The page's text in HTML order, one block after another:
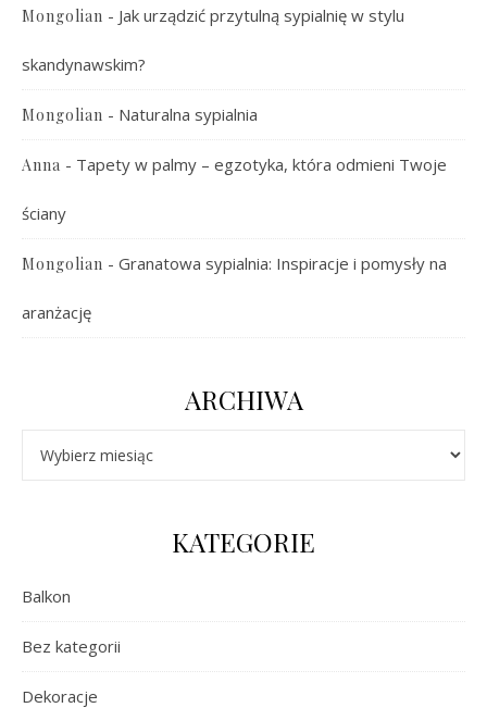
Mongolian - Jak urządzić przytulną sypialnię w stylu
skandynawskim?
Mongolian - Naturalna sypialnia
Anna - Tapety w palmy – egzotyka, która odmieni Twoje
ściany
Mongolian - Granatowa sypialnia: Inspiracje i pomysły na
aranżację
ARCHIWA
KATEGORIE
Balkon
Bez kategorii
Dekoracje